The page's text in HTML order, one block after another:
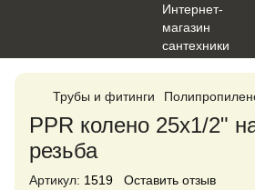
Трубы и фитинги
PPR колено 25x1/2"
резьба
Артикул: 1519 Оставить отзыв